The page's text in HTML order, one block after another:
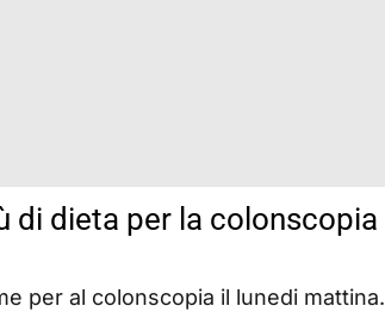
di dieta per la colonscopia
per al colonscopia il lunedi mattina.